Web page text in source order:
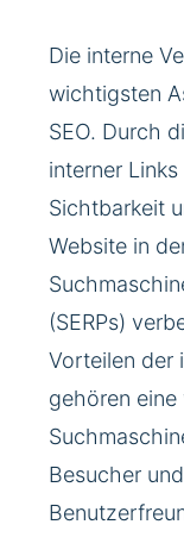
Die interne
wichtigsten
SEO. Durch
interner
Sichtbarkeit
Website in
(SERPs)
Vorteilen der
gehören
Besucher